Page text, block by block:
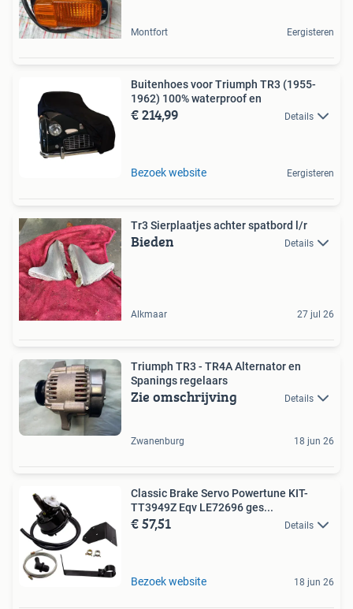
Montfort Eergisteren
Buitenhoes voor Triumph TR3 (1955-
1962) 100% waterproof en
€ 214,99 Details
Bezoek website Eergisteren
Tr3 Sierplaatjes achter spatbord l/r
Bieden Details
Alkmaar 27 jul 26
Triumph TR3 - TR4A Alternator en
Spanings regelaars
Zie omschrijving Details
Zwanenburg 18 jun 26
Classic Brake Servo Powertune KIT-
TT3949Z Eqv LE72696 ges...
€ 57,51 Details
Bezoek website 18 jun 26